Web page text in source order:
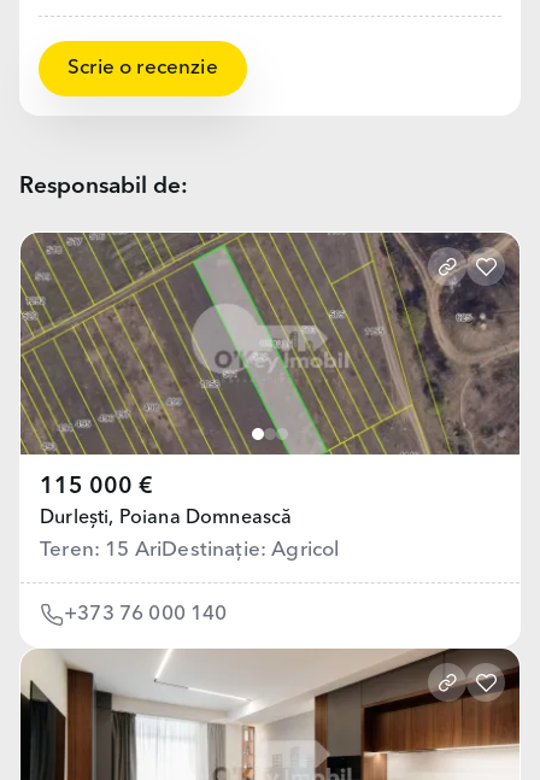
Scrie o recenzie
Responsabil de:
115 000 €
Durlești, Poiana Domnească
Teren: 15 Ari Destinație: Agricol
+373 76 000 140